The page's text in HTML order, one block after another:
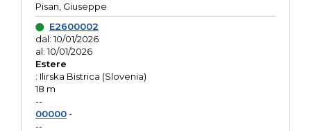
Pisan, Giuseppe
E2600002
dal: 10/01/2026
al: 10/01/2026
Estere
: Ilirska Bistrica (Slovenia)
18 m
--
00000-
--